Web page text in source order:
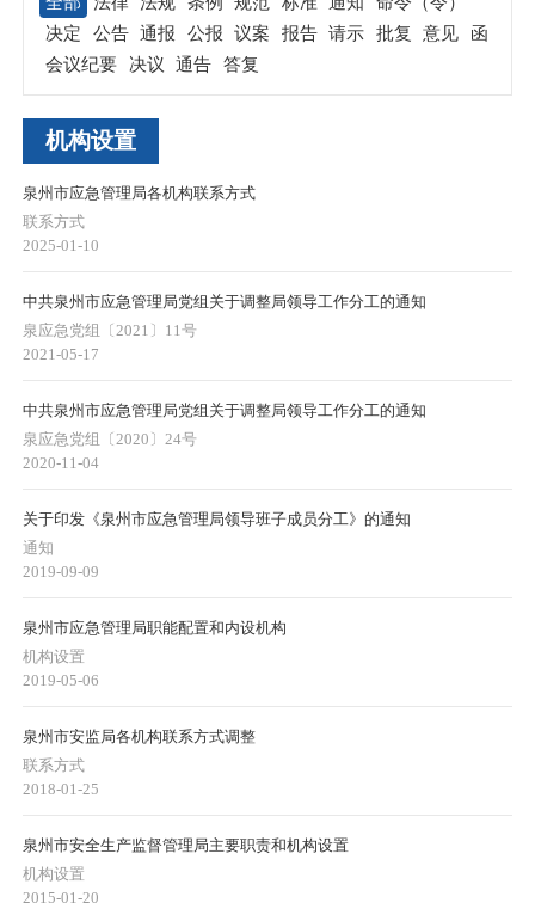
决定
公告 通报 公报 议案 报告 请示 批复 意见
函
会议纪要
决议 通告 答复
机构设置
泉州市应急管理局各机构联系方式
联系方式
2025-01-10
中共泉州市应急管理局党组关于调整局领导工作分工的通知
泉应急党组〔2021〕11号
2021-05-17
中共泉州市应急管理局党组关于调整局领导工作分工的通知
泉应急党组〔2020〕24号
2020-11-04
关于印发《泉州市应急管理局领导班子成员分工》的通知
通知
2019-09-09
泉州市应急管理局职能配置和内设机构
机构设置
2019-05-06
泉州市安监局各机构联系方式调整
联系方式
2018-01-25
泉州市安全生产监督管理局主要职责和机构设置
机构设置
2015-01-20